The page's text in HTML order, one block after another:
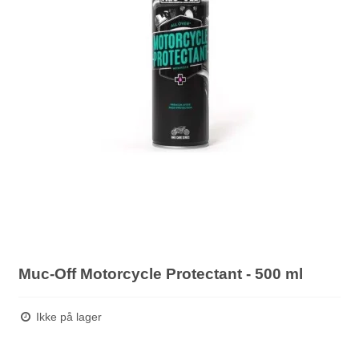
Muc-Off Motorcycle Protectant - 500 ml
Ikke på lager